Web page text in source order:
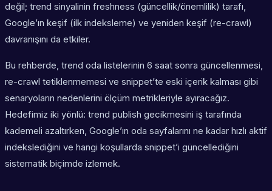
değil; trend sinyalinin freshness (güncellik/önemlilik) tarafı,
Google’ın keşif (ilk indeksleme) ve yeniden keşif (re-crawl)
davranışını da etkiler.
Bu rehberde, trend oda listelerinin 6 saat sonra güncellenmesi,
re-crawl tetiklenmemesi ve snippet’te eski içerik kalması gibi
senaryoların nedenlerini ölçüm metrikleriyle ayıracağız.
Hedefimiz iki yönlü: trend publish gecikmesini iş tarafında
kademeli azaltırken, Google’ın oda sayfalarını ne kadar hızlı aktif
indekslediğini ve hangi koşullarda snippet’i güncellediğini
sistematik biçimde izlemek.